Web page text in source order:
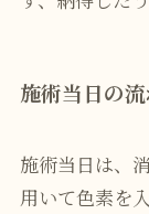
施術当日の
施術当日は、
用いて色素を